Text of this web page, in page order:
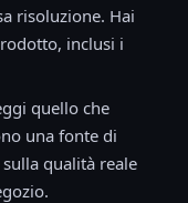
risoluzione. Hai
inclusi i
quello che
una fonte di
qualità reale